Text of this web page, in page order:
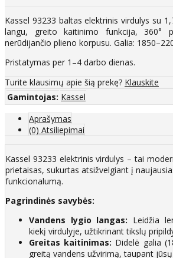
Kassel 93233 baltas elektrinis virdulys su
langu, greito kaitinimo funkcija, 360°
nerūdijančio plieno korpusu. Galia:
Pristatymas per 1–4 darbo dienas.
Turite klausimų apie šią prekę? Klauskite
Gamintojas: Kassel
Aprašymas
(0) Atsiliepimai
Kassel 93233 elektrinis virdulys – tai
prietaisas, sukurtas atsižvelgiant į
funkcionalumą.
Pagrindinės savybės:
Vandens lygio langas: Leidžia
kiekį virdulyje, užtikrinant tikslų
Greitas kaitinimas: Didelė galia
greitą vandens užvirimą, taupant